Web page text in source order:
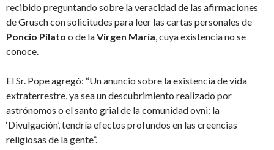
recibido preguntando sobre la veracidad de las afirmaciones
de Grusch con solicitudes para leer las cartas personales de
Poncio Pilato o de laVirgen María , cuya existencia no se
conoce.
El Sr. Pope agregó: “Un anuncio sobre la existencia de vida
extraterrestre, ya sea un descubrimiento realizado por
astrónomos o el santo grial de la comunidad ovni: la
‘Divulgación’, tendría efectos profundos en las creencias
religiosas de la gente”.